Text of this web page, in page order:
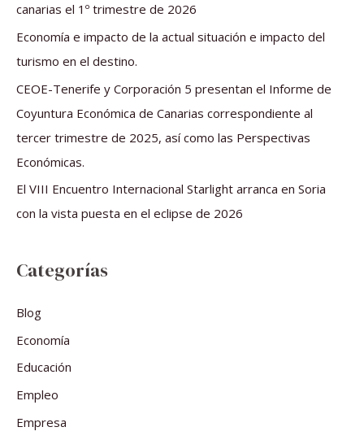
canarias el 1º trimestre de 2026
Economía e impacto de la actual situación e impacto del
turismo en el destino.
CEOE-Tenerife y Corporación 5 presentan el Informe de
Coyuntura Económica de Canarias correspondiente al
tercer trimestre de 2025, así como las Perspectivas
Económicas.
El VIII Encuentro Internacional Starlight arranca en Soria
con la vista puesta en el eclipse de 2026
Categorías
Blog
Economía
Educación
Empleo
Empresa